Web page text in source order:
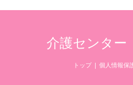
介護センタ
トップ 個人情報保